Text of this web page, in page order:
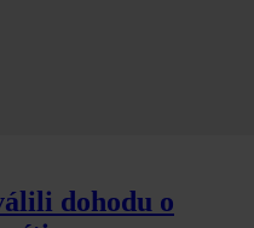
dohodu o